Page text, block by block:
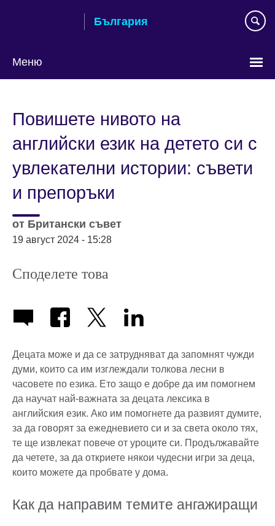
България
Меню
Повишете нивото на
английски език на детето си с
увлекателни истории: съвети
и препоръки
от Британски съвет
19 август 2024 - 15:28
Споделете това
Децата може и да се затрудняват да запомнят чужди
думи, които са им изглеждали толкова лесни в
часовете по езика. Ето защо е добре да им помогнем
да научат най-важната за децата лексика в
английския език. Ако им помогнете да развият думите,
за да говорят за ежедневието си и за света около тях,
те ще извлекат повече от уроците си. Продължавайте
да четете, за да откриете някои чудесни игри за деца,
които можете да пробвате у дома.
Как да направим темите ангажиращи